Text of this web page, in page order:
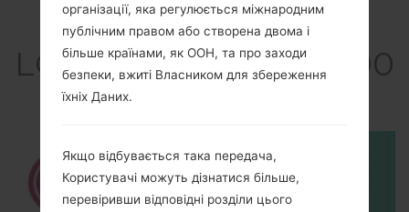
Відео
LGGS390GO1(LGGS390
GO1) akaLG Prime
організації, яка регулюється міжнародним
публічним правом або створена двома і
більше країнами, як ООН, та про заходи
безпеки, вжиті Власником для збереження
їхніх Даних.
Якщо відбувається така передача,
Користувачі можуть дізнатися більше,
перевіривши відповідні розділи цього